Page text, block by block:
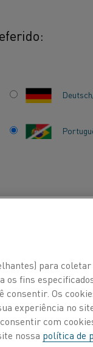
para
fins
consentir. Os
experiência no
com
nossa política de